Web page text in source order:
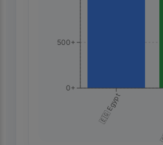
🇪🇬 Egypt
0+
500+